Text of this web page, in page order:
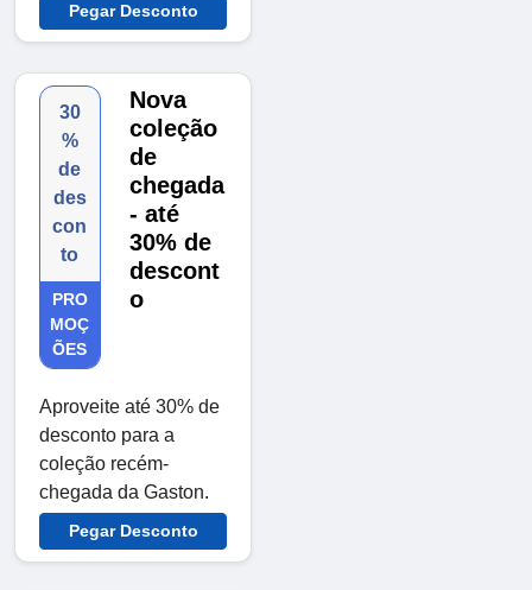
Pegar Desconto
30
%
de
des
con
to
PRO
MOÇ
ÕES
Nova
coleção
de
chegada
- até
30% de
descont
o
Aproveite até 30% de
desconto para a
coleção recém-
chegada da Gaston.
Pegar Desconto